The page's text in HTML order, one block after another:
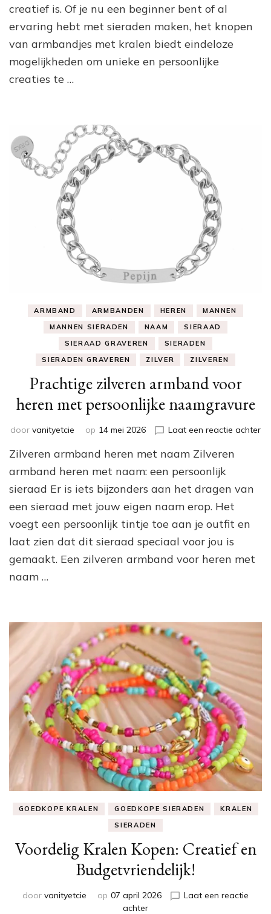
creatief is. Of je nu een beginner bent of al
ervaring hebt met sieraden maken, het knopen
van armbandjes met kralen biedt eindeloze
mogelijkheden om unieke en persoonlijke
creaties te …
ARMBAND ARMBANDEN HEREN
MANNEN
MANNEN SIERADEN
NAAM
SIERAAD
SIERAAD GRAVEREN
SIERADEN
SIERADEN GRAVEREN
ZILVER ZILVEREN
Prachtige zilveren armband voor
heren met persoonlijke naamgravure
door vanityetcie op 14 mei 2026 Laat een reactie achterop
Zilveren armband heren met naam Zilveren
armband heren met naam: een persoonlijk
sieraad Er is iets bijzonders aan het dragen van
een sieraad met jouw eigen naam erop. Het
voegt een persoonlijk tintje toe aan je outfit en
laat zien dat dit sieraad speciaal voor jou is
gemaakt. Een zilveren armband voor heren met
naam …
GOEDKOPE KRALEN GOEDKOPE SIERADEN
KRALEN
SIERADEN
Voordelig Kralen Kopen: Creatief en
Budgetvriendelijk!
door vanityetcie op 07 april 2026
Laat een reactie
achterop